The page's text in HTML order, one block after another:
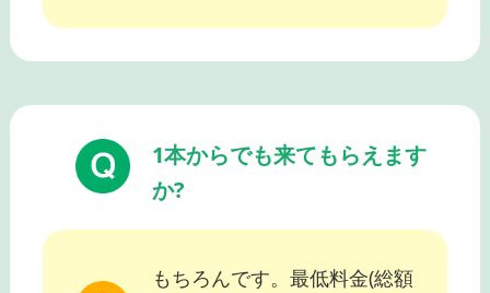
1本からでも来てもらえます
か?
もちろんです。最低料金(総額